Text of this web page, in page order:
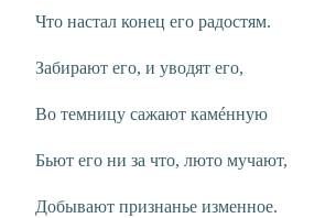
Что настал конец его радостям.
Забирают его, и уводят его,
Во темницу сажают камéнную
Бьют его ни за что, люто мучают,
Добывают признанье изменное.